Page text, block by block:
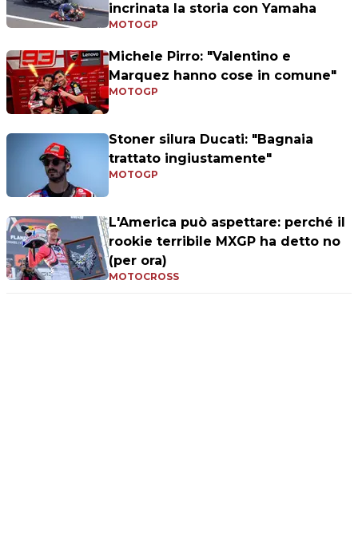
incrinata la storia con Yamaha
MOTOGP
Michele Pirro: "Valentino e
Marquez hanno cose in comune"
MOTOGP
Stoner silura Ducati: "Bagnaia
trattato ingiustamente"
MOTOGP
L'America può aspettare: perché il
rookie terribile MXGP ha detto no
(per ora)
MOTOCROSS